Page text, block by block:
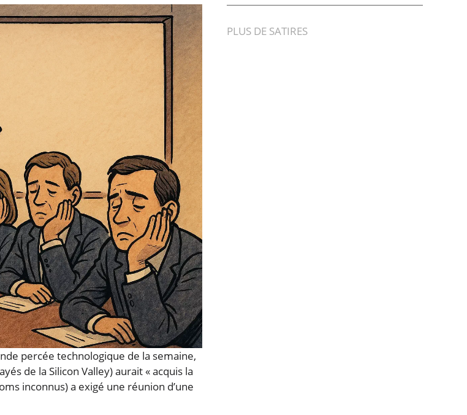
percée technologique de la semaine,
de la Silicon Valley) aurait « acquis la
inconnus) a exigé une réunion d’une
PLUS DE SATIRES